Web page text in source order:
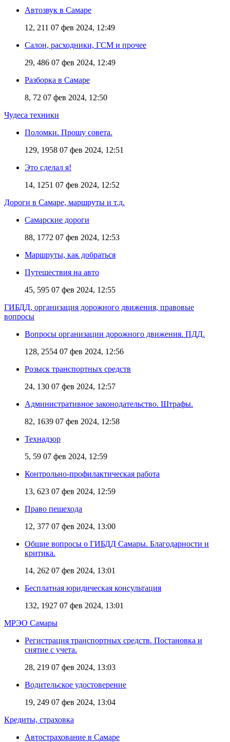
Автозвук в Самаре
12, 211 07 фев 2024, 12:49
Салон, расходники, ГСМ и прочее
29, 486 07 фев 2024, 12:49
Разборка в Самаре
8, 72 07 фев 2024, 12:50
Чудеса техники
Поломки. Прошу совета.
129, 1958 07 фев 2024, 12:51
Это сделал я!
14, 1251 07 фев 2024, 12:52
Дороги в Самаре, маршруты и т.д.
Самарские дороги
88, 1772 07 фев 2024, 12:53
Маршруты, как добраться
Путешествия на авто
45, 595 07 фев 2024, 12:55
ГИБДД, организация дорожного движения, правовые
вопросы
Вопросы организации дорожного движения. ПДД.
128, 2554 07 фев 2024, 12:56
Розыск транспортных средств
24, 130 07 фев 2024, 12:57
Административное законодательство. Штрафы.
82, 1639 07 фев 2024, 12:58
Технадзор
5, 59 07 фев 2024, 12:59
Контрольно-профилактическая работа
13, 623 07 фев 2024, 12:59
Право пешехода
12, 377 07 фев 2024, 13:00
Общие вопросы о ГИБДД Самары. Благодарности и
критика.
14, 262 07 фев 2024, 13:01
Бесплатная юридическая консультация
132, 1927 07 фев 2024, 13:01
МРЭО Самары
Регистрация транспортных средств. Постановка и
снятие с учета.
28, 219 07 фев 2024, 13:03
Водительское удостоверение
19, 249 07 фев 2024, 13:04
Кредиты, страховка
Автострахование в Самаре